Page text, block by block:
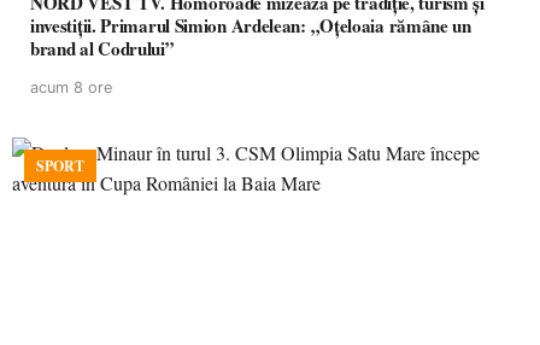
investiții. Primarul Simion Ardelean: „Oțeloaia rămâne un
brand al Codrului”
acum 8 ore
SPORT